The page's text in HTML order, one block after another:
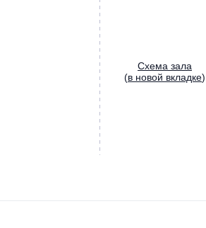
Cхема зала
(в новой вкладке)